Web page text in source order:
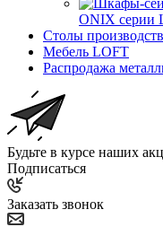
ONIX серии
Столы
Мебель LOFT
Распродажа
Будьте в курсе наших
Подписаться
Заказать звонок